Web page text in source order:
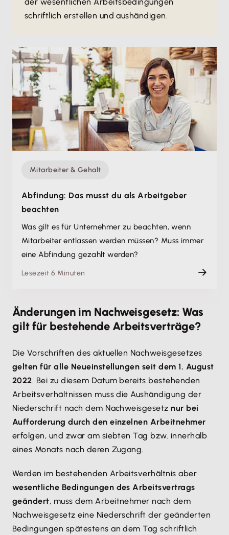
schriftlich erstellen und aushändigen.
Mitarbeiter & Gehalt
Abfindung: Das musst du als Arbeitgeber
beachten
Was gilt es für Unternehmer zu beachten, wenn
Mitarbeiter entlassen werden müssen? Muss immer
eine Abfindung gezahlt werden?
Lesezeit 6 Minuten
Änderungen im Nachweisgesetz: Was
gilt für bestehende Arbeitsverträge?
Die Vorschriften des aktuellen Nachweisgesetzes
gelten für alle Neueinstellungen seit dem 1. August
2022. Bei zu diesem Datum bereits bestehenden
Arbeitsverhältnissen muss die Aushändigung der
Niederschrift nach dem Nachweisgesetz nur bei
Aufforderung durch den einzelnen Arbeitnehmer
erfolgen, und zwar am siebten Tag bzw. innerhalb
eines Monats nach deren Zugang.
Werden im bestehenden Arbeitsverhältnis aber
wesentliche Bedingungen des Arbeitsvertrags
geändert, muss dem Arbeitnehmer nach dem
Nachweisgesetz eine Niederschrift der geänderten
Bedingungen spätestens an dem Tag schriftlich